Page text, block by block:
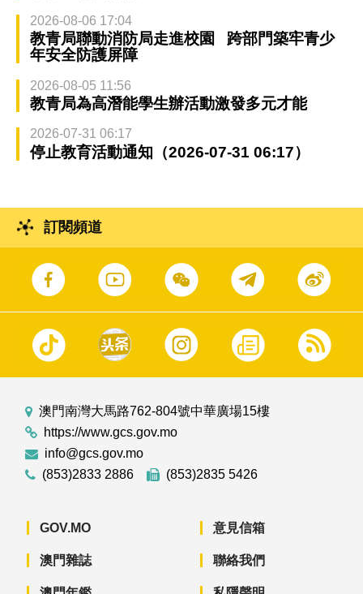
2026-08-06 17:04
教青局聯動消防局走進校園 跨部門築牢青少
年安全防護屏障
2026-08-05 11:56
教青局為高潛能學生辦活動激發多元才能
2026-07-31 06:17
停止教育活動通知（2026-07-31 06:17）
訂閱頻道
澳門南灣大馬路762-804號中華廣場15樓
https://www.gcs.gov.mo
info@gcs.gov.mo
(853)2833 2886
(853)2835 5426
GOV.MO
澳門雜誌
意見信箱
聯絡我們